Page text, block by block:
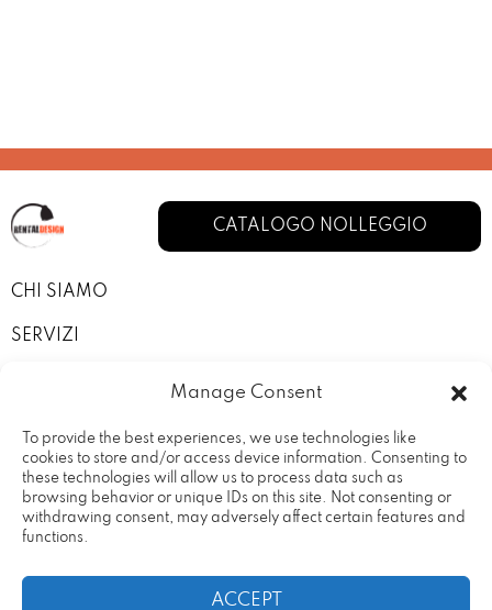
Manage Consent
To provide the best experiences, we use technologies like
cookies to store and/or access device information. Consenting to
these technologies will allow us to process data such as
browsing behavior or unique IDs on this site. Not consenting or
withdrawing consent, may adversely affect certain features and
functions.
ACCEPT
CATALOGO NOLLEGGIO
CHI SIAMO
SERVIZI
I NOSTRI ALLESTIMENTI
PRIVACY POLICY
TERMINI E CONDIZIONI